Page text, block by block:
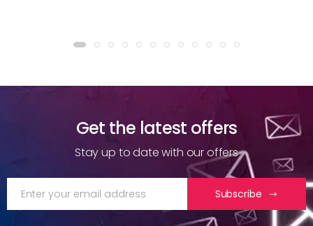
Get the latest offers
Stay up to date with our offers
Subscribe